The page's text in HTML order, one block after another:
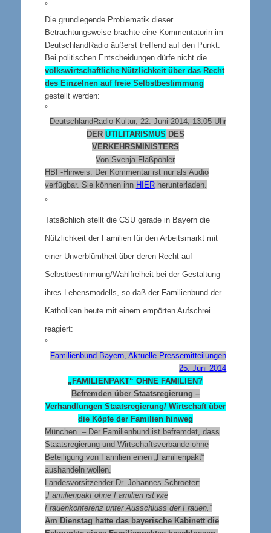
°
Die grundlegende Problematik dieser
Betrachtungsweise brachte eine Kommentatorin im
DeutschlandRadio äußerst treffend auf den Punkt.
Bei politischen Entscheidungen dürfe nicht die
volkswirtschaftliche Nützlichkeit über das Recht
des Einzelnen auf freie Selbstbestimmung
gestellt werden:
°
DeutschlandRadio Kultur, 22. Juni 2014, 13:05 Uhr
DER UTILITARISMUS DES
VERKEHRSMINISTERS
Von Svenja Flaßpöhler
HBF-Hinweis: Der Kommentar ist nur als Audio
verfügbar. Sie können ihn HIERherunterladen.
°
Tatsächlich stellt die CSU gerade in Bayern die
Nützlichkeit der Familien für den Arbeitsmarkt mit
einer Unverblümtheitüber deren Recht auf
Selbstbestimmung/Wahlfreiheit bei der Gestaltung
ihres Lebensmodells , so daß der Familienbund der
Katholiken heute mit einem empörten Aufschrei
reagiert:
°
Familienbund Bayern, Aktuelle Pressemitteilungen
25. Juni 2014
„FAMILIENPAKT“ OHNE FAMILIEN?
Befremden über Staatsregierung –
Verhandlungen Staatsregierung/ Wirtschaft über
die Köpfe der Familien hinweg
München – Der Familienbund ist befremdet, dass
Staatsregierung und Wirtschaftsverbände ohne
Beteiligung von Familien einen „Familienpakt“
aushandeln wollen.
Landesvorsitzender Dr. Johannes Schroeter:
„Familienpakt ohne Familien ist wie
Frauenkonferenz unter Ausschluss der Frauen.“
Am Dienstag hatte das bayerische Kabinett die